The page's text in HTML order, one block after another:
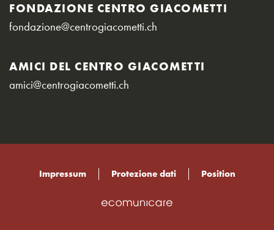
FONDAZIONE CENTRO GIACOMETTI
fondazione@centrogiacometti.ch
AMICI DEL CENTRO GIACOMETTI
amici@centrogiacometti.ch
Impressum Protezione dati Position